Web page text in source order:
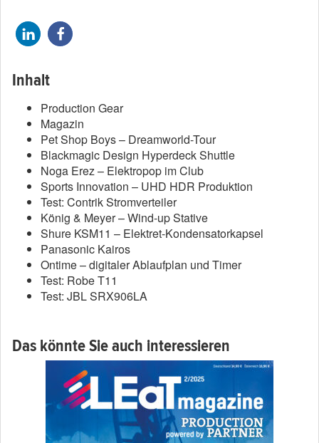
Inhalt
Production Gear
Magazin
Pet Shop Boys – Dreamworld-Tour
Blackmagic Design Hyperdeck Shuttle
Noga Erez – Elektropop im Club
Sports Innovation – UHD HDR Produktion
Test: Contrik Stromverteiler
König & Meyer – Wind-up Stative
Shure KSM11 – Elektret-Kondensatorkapsel
Panasonic Kairos
Ontime – digitaler Ablaufplan und Timer
Test: Robe T11
Test: JBL SRX906LA
Das könnte Sie auch interessieren